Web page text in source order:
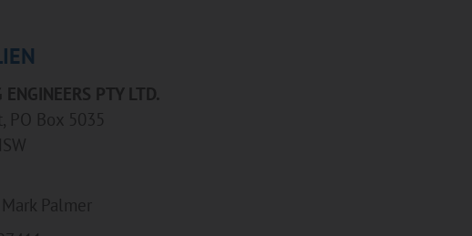
PTY LTD.
PO Box 5035
Palmer